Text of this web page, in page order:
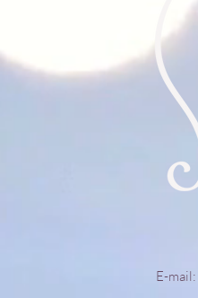
E-mail: